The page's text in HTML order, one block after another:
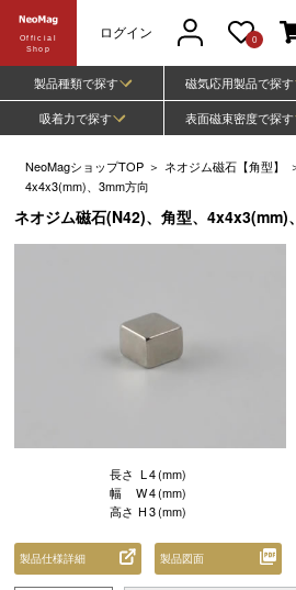
Official
Shop
ログイン 0
製品種類で探す 磁気応用製品で探す
吸着力で探す
表面磁束密度で探す
NeoMagショップTOP ＞ ネオジム磁石【角型】
4x4x3(mm)、3mm方向
ネオジム磁石(N42)、角型、4x4x3(mm)
長さ L 4(mm)
幅
W4(mm)
高さ H3(mm)
製品仕様詳細 製品図面